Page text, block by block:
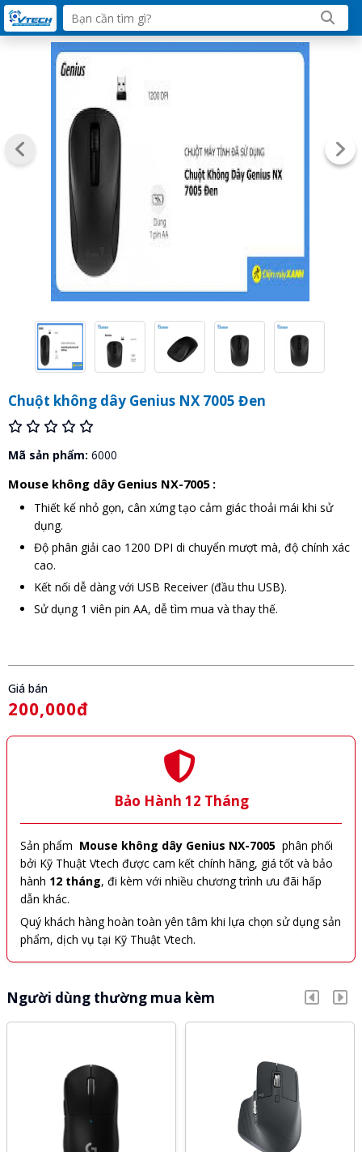
Chuột không dây Genius NX 7005 Đen
Mã sản phẩm: 6000
Mouse không dây Genius NX-7005 :
Thiết kế nhỏ gọn, cân xứng tạo cảm giác thoải mái khi sử
dụng.
Độ phân giải cao 1200 DPI di chuyển mượt mà, độ chính xác
cao.
Kết nối dễ dàng với USB Receiver (đầu thu USB).
Sử dụng 1 viên pin AA, dễ tìm mua và thay thế.
Giá bán
200,000đ
Bảo Hành 12 Tháng
Sản phẩm Mouse không dây Genius NX-7005 phân phối
bởi Kỹ Thuật Vtech được cam kết chính hãng, giá tốt và bảo
hành 12 tháng, đi kèm với nhiều chương trình ưu đãi hấp
dẫn khác.
Quý khách hàng hoàn toàn yên tâm khi lựa chọn sử dụng sản
phẩm, dịch vụ tại Kỹ Thuật Vtech.
Người dùng thường mua kèm